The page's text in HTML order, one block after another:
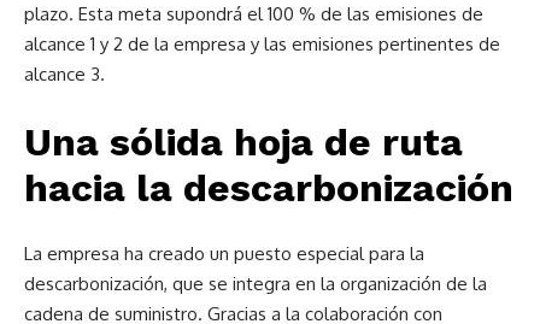
plazo. Esta meta supondrá el 100 % de las emisiones de
alcance 1 y 2 de la empresa y las emisiones pertinentes de
alcance 3.
Una sólida hoja de ruta
hacia la descarbonización
La empresa ha creado un puesto especial para la
descarbonización, que se integra en la organización de la
cadena de suministro. Gracias a la colaboración con